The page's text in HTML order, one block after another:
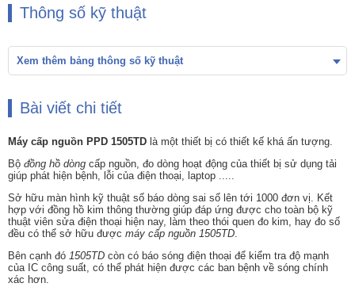
Thông số kỹ thuật
Xem thêm bảng thông số kỹ thuật
Bài viết chi tiết
Máy cấp nguồn PPD 1505TD là một thiết bị có thiết kế khá ấn tượng.
Bộ đồng hồ dòng cấp nguồn, đo dòng hoạt động của thiết bị sử dụng tải
giúp phát hiện bệnh, lỗi của điện thoại, laptop .....
Sở hữu màn hình kỹ thuật số báo dòng sai số lên tới 1000 đơn vị. Kết
hợp với đồng hồ kim thông thường giúp đáp ứng được cho toàn bộ kỹ
thuật viên sửa điện thoại hiện nay, làm theo thói quen đo kim, hay đo số
đều có thể sở hữu được máy cấp nguồn 1505TD.
Bên cạnh đó 1505TD còn có báo sóng điện thoại để kiểm tra độ mạnh
của IC công suất, có thể phát hiện được các ban bệnh về sóng chính
xác hơn.